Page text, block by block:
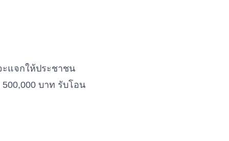
แจกให้ประชาชน
บาท รับโอน